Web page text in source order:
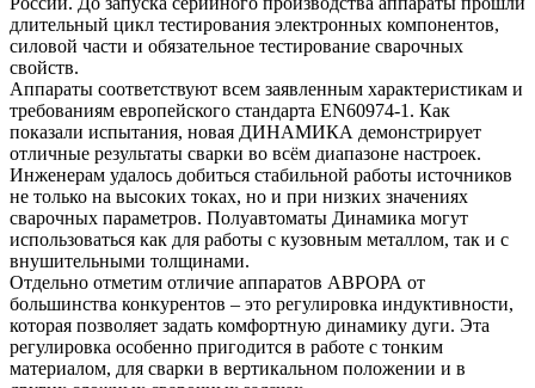
длительный цикл тестирования электронных компонентов,
силовой части и обязательное тестирование сварочных
свойств.
Аппараты соответствуют всем заявленным характеристикам и
требованиям европейского стандарта EN60974-1. Как
показали испытания, новая ДИНАМИКА демонстрирует
отличные результаты сварки во всём диапазоне настроек.
Инженерам удалось добиться стабильной работы источников
не только на высоких токах, но и при низких значениях
сварочных параметров. Полуавтоматы Динамика могут
использоваться как для работы с кузовным металлом, так и с
внушительными толщинами.
Отдельно отметим отличие аппаратов АВРОРА от
большинства конкурентов – это регулировка индуктивности,
которая позволяет задать комфортную динамику дуги. Эта
регулировка особенно пригодится в работе с тонким
материалом, для сварки в вертикальном положении и в